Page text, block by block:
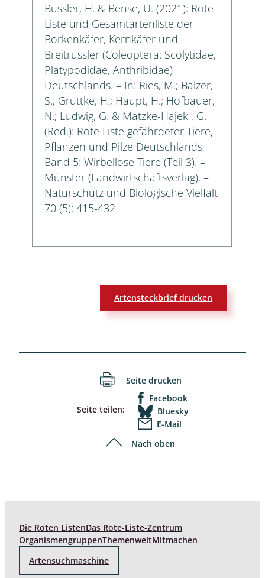
Bussler, H. & Bense, U. (2021): Rote
Liste und Gesamtartenliste der
Borkenkäfer, Kernkäfer und
Breitrüssler (Coleoptera: Scolytidae,
Platypodidae, Anthribidae)
Deutschlands. – In: Ries, M.; Balzer,
S.; Gruttke, H.; Haupt, H.; Hofbauer,
N.; Ludwig, G. & Matzke-Hajek , G.
(Red.): Rote Liste gefährdeter Tiere,
Pflanzen und Pilze Deutschlands,
Band 5: Wirbellose Tiere (Teil 3). –
Münster (Landwirtschaftsverlag). –
Naturschutz und Biologische Vielfalt
70 (5): 415-432
Artensteckbrief drucken
Seite drucken
Seite teilen:
Facebook
Bluesky
E-Mail
Nach oben
Die Roten ListenDas Rote-Liste-Zentrum
OrganismengruppenThemenweltMitmachen
Artensuchmaschine